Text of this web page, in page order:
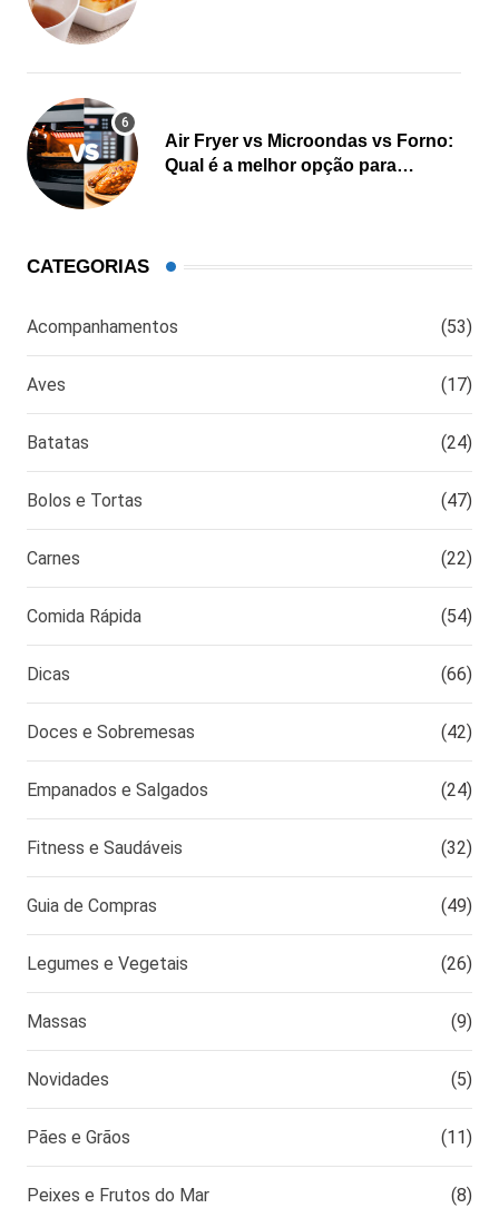
Air Fryer vs Microondas vs Forno:
Qual é a melhor opção para
CATEGORIAS
Acompanhamentos (53)
Aves (17)
Batatas (24)
Bolos e Tortas (47)
Carnes (22)
Comida Rápida (54)
Dicas (66)
Doces e Sobremesas (42)
Empanados e Salgados (24)
Fitness e Saudáveis (32)
Guia de Compras (49)
Legumes e Vegetais (26)
Massas (9)
Novidades (5)
Pães e Grãos (11)
Peixes e Frutos do Mar (8)